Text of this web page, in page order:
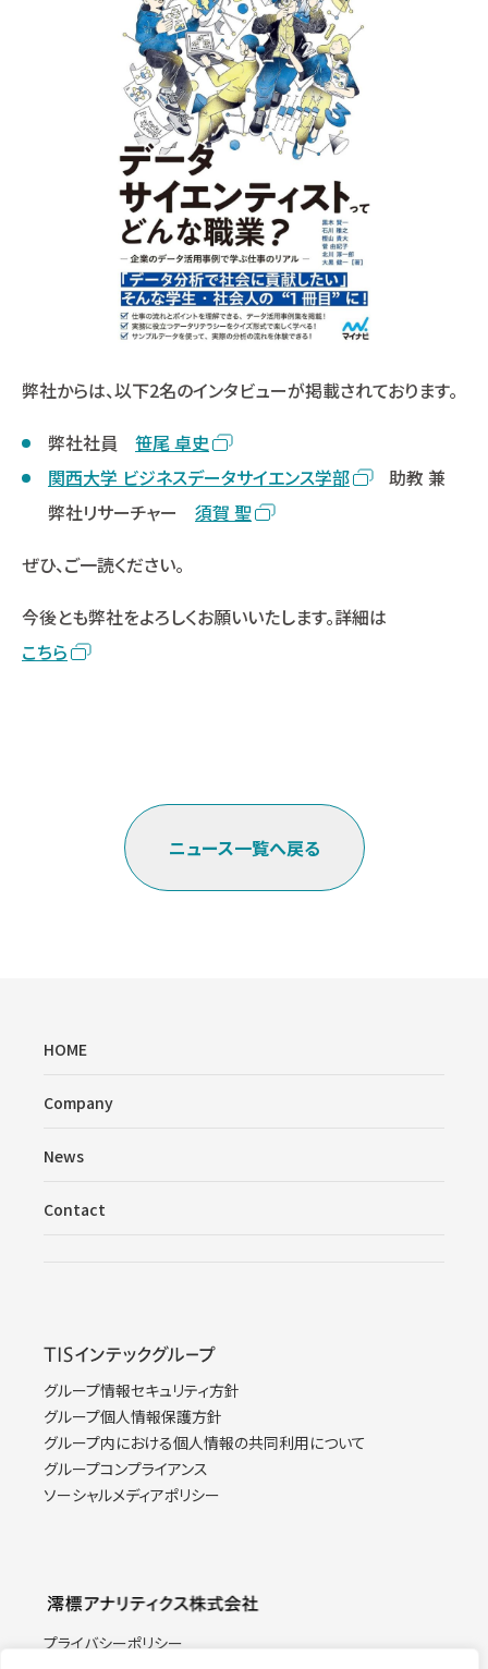
弊社からは、以下2名のインタビューが掲載されております。
弊社社員 笹尾 卓史
関西大学 ビジネスデータサイエンス学部
助教 兼
弊社リサーチャー 須賀 聖
ぜひ、ご一読ください。
今後とも弊社をよろしくお願いいたします。詳細は
こちら
ニュース一覧へ戻る
HOME
Company
News
Contact
グループ情報セキュリティ方針
グループ個人情報保護方針
グループ内における個人情報の共同利用について
グループコンプライアンス
ソーシャルメディアポリシー
プライバシーポリシー